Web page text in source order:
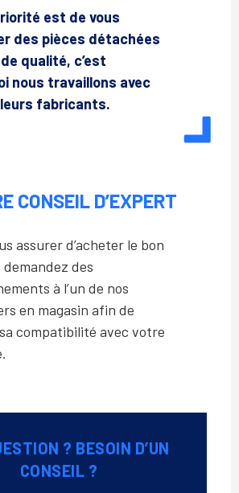
est de vous
des pièces détachées
qualité, c’est
nous travaillons avec
fabricants.
CONSEIL D’EXPERT
assurer d’acheter le bon
des
à l’un de nos
en magasin afin de
compatibilité avec votre
? BESOIN D’UN
CONSEIL ?